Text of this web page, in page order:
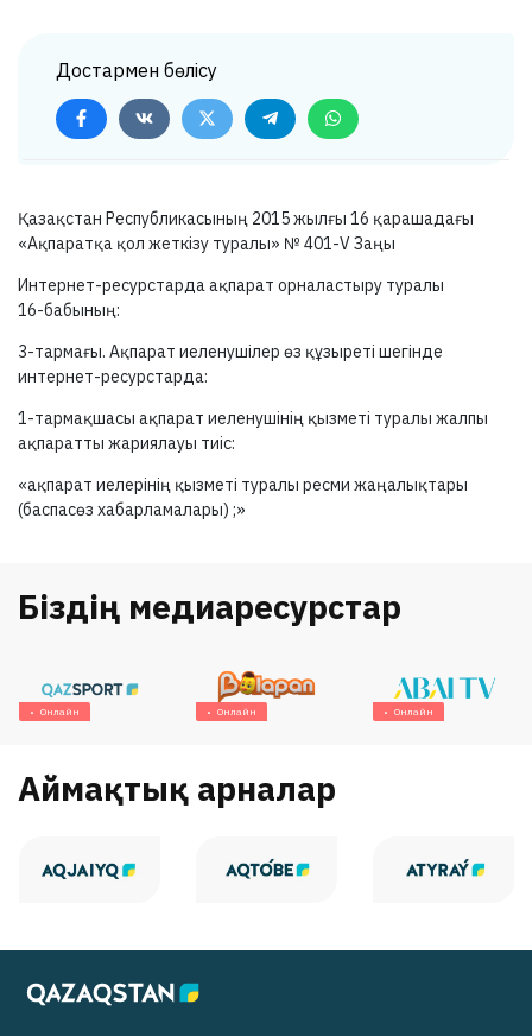
Достармен бөлісу
Қазақстан Республикасының 2015 жылғы 16 қарашадағы
«Ақпаратқа қол жеткізу туралы» № 401-V Заңы
Интернет-ресурстарда ақпарат орналастыру туралы
16-бабының:
3-тармағы. Ақпарат иеленушілер өз құзыреті шегінде
интернет-ресурстарда:
1-тармақшасы ақпарат иеленушінің қызметі туралы жалпы
ақпаратты жариялауы тиіс:
«ақпарат иелерінің қызметі туралы ресми жаңалықтары
(баспасөз хабарламалары) ;»
Біздің медиаресурстар
Онлайн Онлайн Онлайн
Аймақтық арналар